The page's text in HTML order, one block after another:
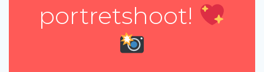
portretshoot!